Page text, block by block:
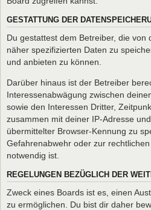
GESTATTUNG DER
Du gestattest dem Betreiber, die von
näher spezifizierten Daten zu
und anbieten zu können.
Darüber hinaus ist der Betreiber
Interessenabwägung zwischen
sowie den Interessen Dritter,
zusammen mit deiner IP-Adresse
übermittelter Browser-Kennung zu
Gefahrenabwehr oder zur
notwendig ist.
REGELUNGEN BEZÜGLICH DER
Zweck eines Boards ist es, einen
zu ermöglichen. Du bist dir daher